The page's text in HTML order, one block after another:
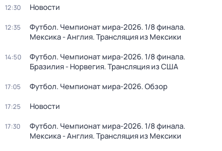
12:30 Новости
12:35
Футбол. Чемпионат мира-2026. 1/8 финала.
Мексика - Англия. Трансляция из Мексики
14:50
Футбол. Чемпионат мира-2026. 1/8 финала.
Бразилия - Норвегия. Трансляция из США
17:05 Футбол. Чемпионат мира-2026. Обзор
17:25 Новости
17:30
Футбол. Чемпионат мира-2026. 1/8 финала.
Мексика - Англия. Трансляция из Мексики